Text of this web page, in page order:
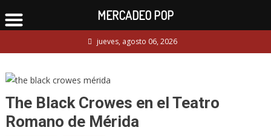
to
jueves, agosto 06, 2026
The Black Crowes en el Teatro
Romano de Mérida
MERCADEO POP